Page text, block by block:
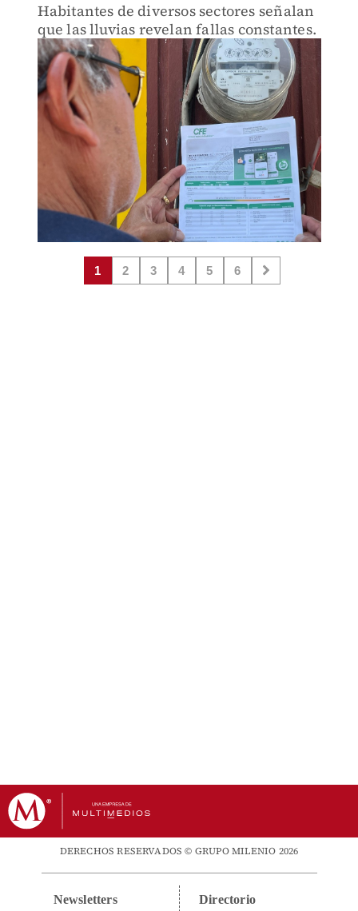
Habitantes de diversos sectores señalan
que las lluvias revelan fallas constantes.
1 2 3 4 5 6
DERECHOS RESERVADOS © GRUPO MILENIO 2026
Newsletters Directorio